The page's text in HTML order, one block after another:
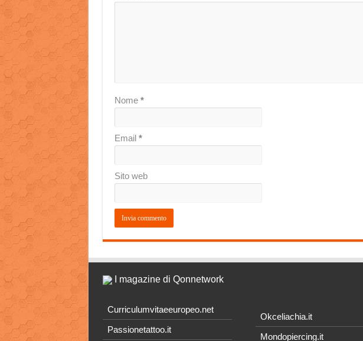
Nome *
Email *
Sito web
I magazine di Qonnetwork
Curriculumvitaeeuropeo.net
Passionetattoo.it
Okceliachia.it
Mondopiercing.it